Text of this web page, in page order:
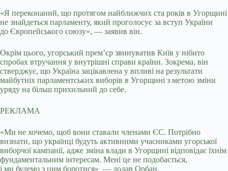
«Я переконаний, що протягом найближчих ста років в Угорщині
не знайдеться парламенту, який проголосує за вступ України
до Європейського союзу», — заявив він.
Окрім цього, угорський прем’єр звинуватив Київ у нібито
спробах втручання у внутрішні справи країни. Зокрема, він
стверджує, що Україна зацікавлена у впливі на результати
майбутніх парламентських виборів в Угорщині з метою зміни
уряду на більш прихильний до себе.
РЕКЛАМА
«Ми не хочемо, щоб вони ставали членами ЄС. Потрібно
визнати, що українці будуть активними учасниками угорської
виборчої кампанії, адже зміна влади в Угорщині відповідає їхнім
фундаментальним інтересам. Мені це не подобається,
і ми будемо з цим боротися», — додав Орбан.